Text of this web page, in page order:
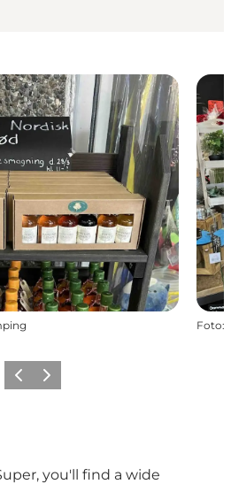
Foto:
Vorige Volgende
you'll find a wide